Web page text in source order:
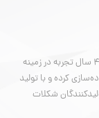
صنایع غذایی شهد شاهنگ با برند تجاری ماسی با بیش از 40 سال تجربه در زمینه
کرده و با تولید
شکلات